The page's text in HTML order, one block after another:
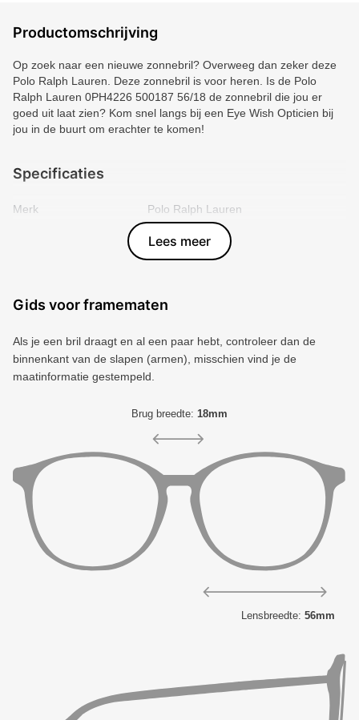
Productomschrijving
Op zoek naar een nieuwe zonnebril? Overweeg dan zeker deze
Polo Ralph Lauren. Deze zonnebril is voor heren. Is de Polo
Ralph Lauren 0PH4226 500187 56/18 de zonnebril die jou er
goed uit laat zien? Kom snel langs bij een Eye Wish Opticien bij
jou in de buurt om erachter te komen!
Specificaties
Merk
Polo Ralph Lauren
Artikelnummer
8056262396124
Lees meer
Gids voor framematen
Als je een bril draagt ​​en al een paar hebt, controleer dan de
binnenkant van de slapen (armen), misschien vind je de
maatinformatie gestempeld.
Brug breedte: 18mm
Lensbreedte: 56mm